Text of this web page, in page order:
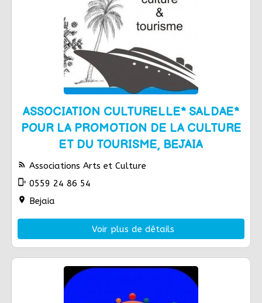
ASSOCIATION CULTURELLE* SALDAE*
POUR LA PROMOTION DE LA CULTURE
ET DU TOURISME, BEJAIA
rss_feed Associations Arts et Culture
phonelink_ring 0559 24 86 54
location_on Bejaia
Voir plus de détails